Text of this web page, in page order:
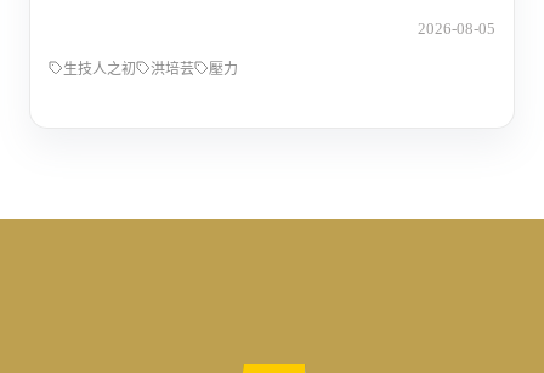
2026-08-05
生技人之初 洪培芸 壓力